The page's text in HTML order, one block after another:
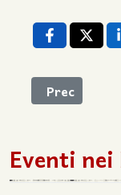
Articolo
Prec
Eventi